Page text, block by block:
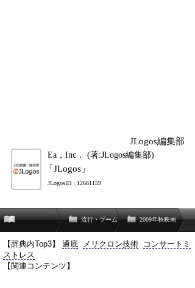
JLogos編集部
Ea，Inc． (著:JLogos編集部)
「JLogos」
JLogosID : 12661159
流行・ブーム 2009年秋映画
【辞典内Top3】 通底 メリクロン技術
コンサートミ
ストレス
【関連コンテンツ】